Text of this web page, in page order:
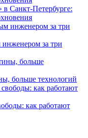
Санкт-Петербурге:
за три
больше технологий
как работают